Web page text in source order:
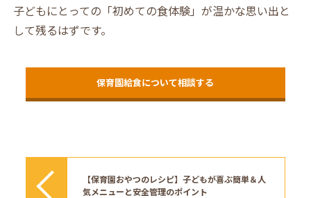
子どもにとっての「初めての食体験」が温かな思い出と
して残るはずです。
保育園給食について相談する
【保育園おやつのレシピ】子どもが喜ぶ簡単＆人
気メニューと安全管理のポイント